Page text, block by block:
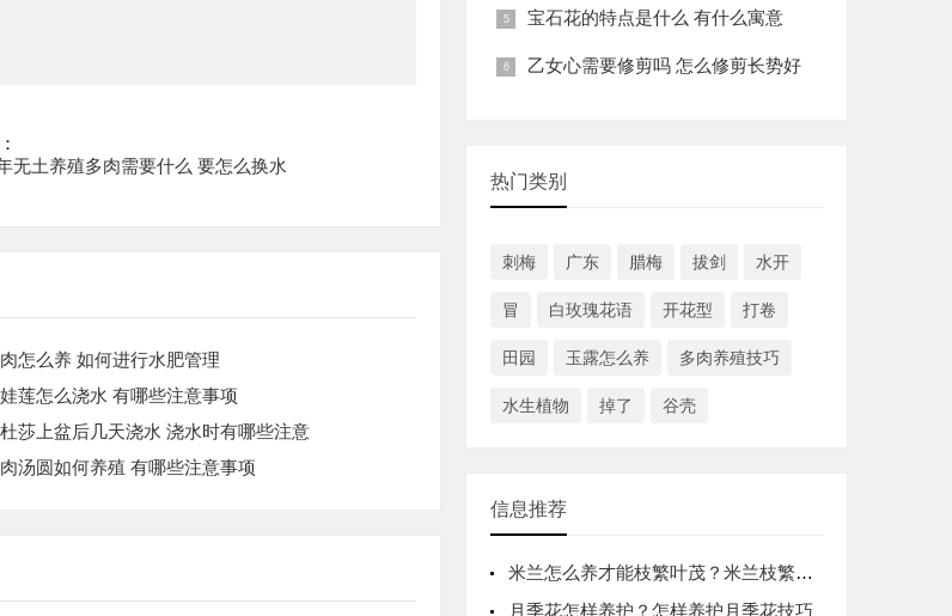
无土养殖多肉需要什么 要怎么换水
怎么养 如何进行水肥管理
莲怎么浇水 有哪些注意事项
莎上盆后几天浇水 浇水时有哪些注意
汤圆如何养殖 有哪些注意事项
宝石花的特点是什么 有什么寓意
乙女心需要修剪吗 怎么修剪长势好
热门类别
刺梅 广东 腊梅 拔剑 水开
冒 白玫瑰花语 开花型 打卷
田园 玉露怎么养 多肉养殖技巧
水生植物 掉了 谷壳
信息推荐
米兰怎么养才能枝繁叶茂？米兰枝繁叶茂
月季花怎样养护？怎样养护月季花技巧